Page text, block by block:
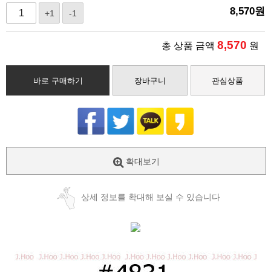
+1 -1 8,570원
총 상품 금액 8,570 원
바로 구매하기 장바구니 관심상품
확대보기
상세 정보를 확대해 보실 수 있습니다